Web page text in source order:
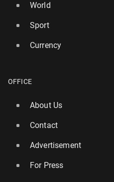
World
Sport
Currency
OFFICE
About Us
Contact
Advertisement
For Press